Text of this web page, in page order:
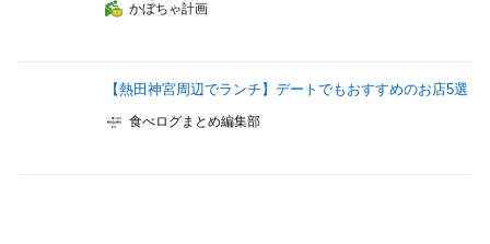
かぼちゃ計画
【熱田神宮周辺でランチ】デートでもおすすめのお店5選
食べログまとめ編集部